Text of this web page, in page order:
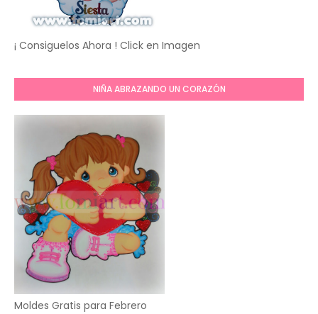
¡ Consiguelos Ahora ! Click en Imagen
NIÑA ABRAZANDO UN CORAZÓN
Moldes Gratis para Febrero